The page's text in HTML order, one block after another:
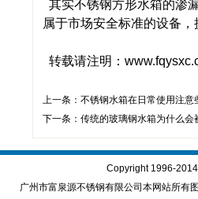
其实不锈钢方形水箱的渗
属于市场安全标准的设备，
转载请注明：
上一条： 不锈钢水箱在日常使用注意
下一条： 传统的玻璃钢水箱为什么会
Copyright 1996-
广州市富泉源不锈钢有限公司本网站所有